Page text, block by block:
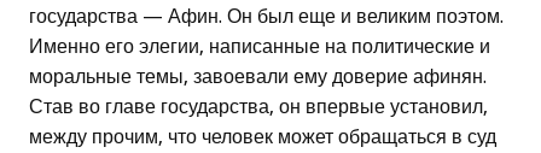
государства — Афин. Он был еще и великим поэтом.
Именно его элегии, написанные на политические и
моральные темы, завоевали ему доверие афинян.
Став во главе государства, он впервые установил,
между прочим, что человек может обращаться в суд